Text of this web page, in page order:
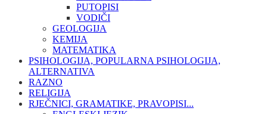
PUTOPISI
VODIČI
GEOLOGIJA
KEMIJA
MATEMATIKA
PSIHOLOGIJA, POPULARNA PSIHOLOGIJA,
ALTERNATIVA
RAZNO
RELIGIJA
RJEČNICI, GRAMATIKE, PRAVOPISI...